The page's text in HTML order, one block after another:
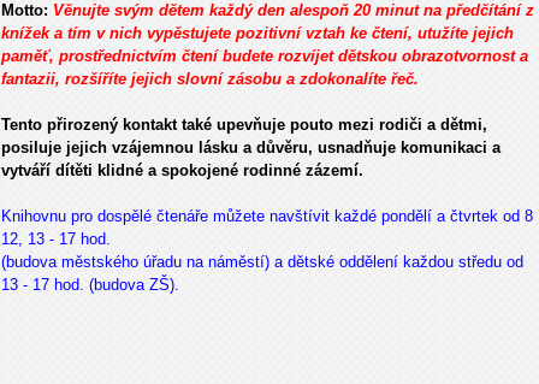
Motto: Věnujte svým dětem každý den alespoň 20 minut na předčítání z
knížek a tím v nich vypěstujete pozitivní vztah ke čtení, utužíte jejich
paměť, prostřednictvím čtení budete rozvíjet dětskou obrazotvornost a
fantazii, rozšíříte jejich slovní zásobu a zdokonalíte řeč.
Tento přirozený kontakt také upevňuje pouto mezi rodiči a dětmi,
posiluje jejich vzájemnou lásku a důvěru, usnadňuje komunikaci a
vytváří dítěti klidné a spokojené rodinné zázemí.
Knihovnu pro dospělé čtenáře můžete navštívit každé pondělí a čtvrtek od 8
12, 13 - 17 hod.
(budova městského úřadu na náměstí) a dětské oddělení každou středu od
13 - 17 hod. (budova ZŠ).